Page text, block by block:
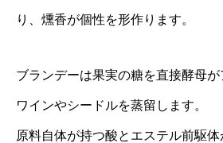
り、燻香が個性を形作ります。
ブランデーは果実の糖を直接酵母が
ワインやシードルを蒸留します。
原料自体が持つ酸とエステル前駆